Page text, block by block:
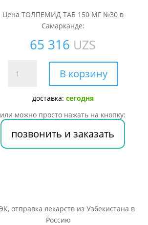
Цена ТОЛПЕМИД ТАБ 150 МГ №30 в
Самарканде:
65 316 UZS
товара
МГ
№30
В корзину
доставка: сегодня
или можно просто нажать на кнопку:
позвонить и заказать